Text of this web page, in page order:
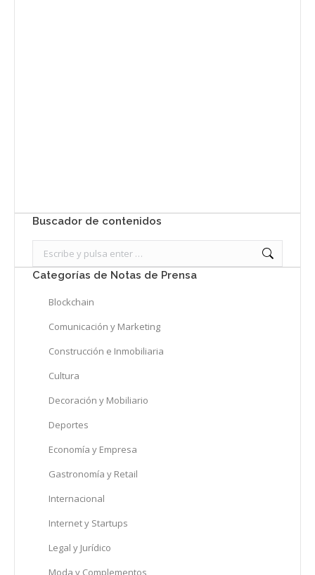
Buscador de contenidos
Categorías de Notas de Prensa
Blockchain
Comunicación y Marketing
Construcción e Inmobiliaria
Cultura
Decoración y Mobiliario
Deportes
Economía y Empresa
Gastronomía y Retail
Internacional
Internet y Startups
Legal y Jurídico